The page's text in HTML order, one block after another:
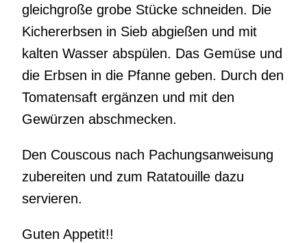
gleichgroße grobe Stücke schneiden. Die
Kichererbsen in Sieb abgießen und mit
kalten Wasser abspülen. Das Gemüse und
die Erbsen in die Pfanne geben. Durch den
Tomatensaft ergänzen und mit den
Gewürzen abschmecken.
Den Couscous nach Pachungsanweisung
zubereiten und zum Ratatouille dazu
servieren.
Guten Appetit!!